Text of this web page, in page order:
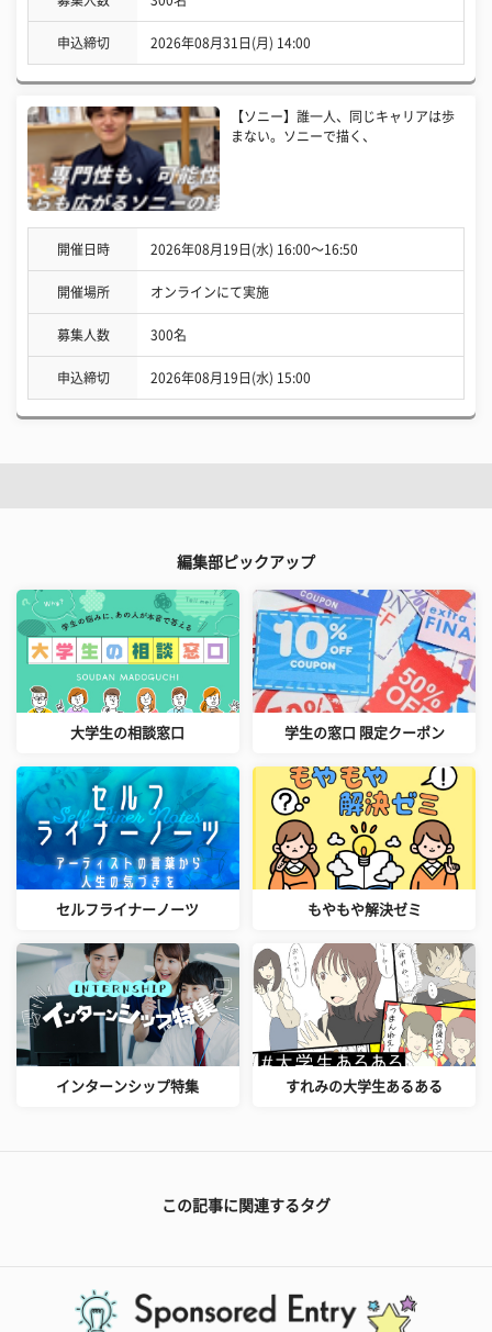
申込締切 2026年08月31日(月) 14:00
【ソニー】誰一人、同じキャリアは歩
まない。ソニーで描く、
開催日時 2026年08月19日(水) 16:00〜16:50
開催場所 オンラインにて実施
募集人数 300名
申込締切 2026年08月19日(水) 15:00
編集部ピックアップ
大学生の相談窓口 学生の窓口 限定クーポン
セルフライナーノーツ もやもや解決ゼミ
インターンシップ特集 すれみの大学生あるある
この記事に関連するタグ